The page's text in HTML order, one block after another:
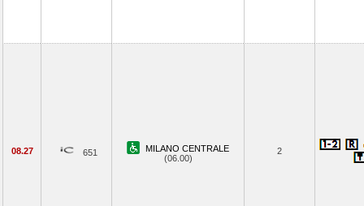
08.27 651
MILANO CENTRALE
(06.00)
2